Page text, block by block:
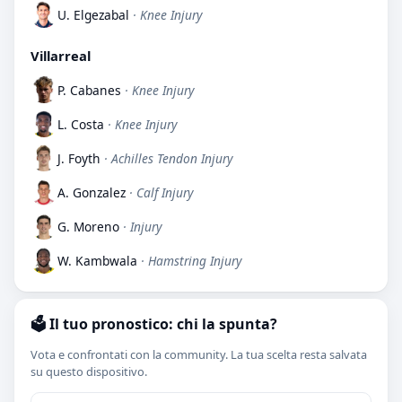
U. Elgezabal · Knee Injury
Villarreal
P. Cabanes · Knee Injury
L. Costa · Knee Injury
J. Foyth · Achilles Tendon Injury
A. Gonzalez · Calf Injury
G. Moreno · Injury
W. Kambwala · Hamstring Injury
🗳️ Il tuo pronostico: chi la spunta?
Vota e confrontati con la community. La tua scelta resta salvata
su questo dispositivo.